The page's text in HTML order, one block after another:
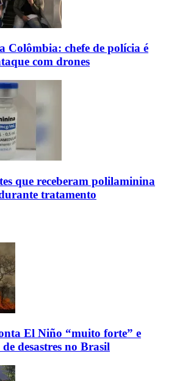
Colômbia: chefe de polícia é
com drones
que receberam polilaminina
tratamento
El Niño “muito forte” e
desastres no Brasil